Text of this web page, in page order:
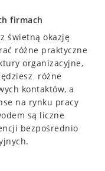
firmach
świetną okazję
różne praktyczne
organizacyjne,
różne
kontaktów, a
na rynku pracy
są liczne
bezpośrednio